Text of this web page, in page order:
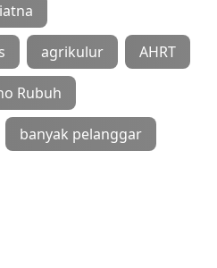
agrikulur AHRT
Rubuh
banyak pelanggar